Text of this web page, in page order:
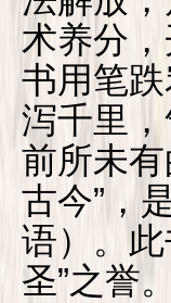
术养分
书用笔
泻千里
前所未
古今”，
语）。
圣”之誉。